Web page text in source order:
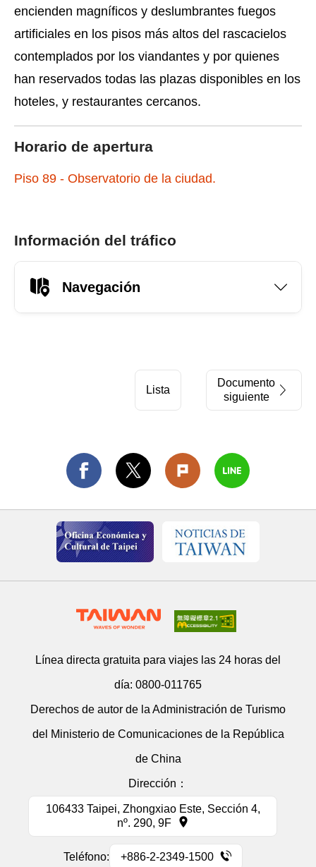
encienden magníficos y deslumbrantes fuegos
artificiales en los pisos más altos del rascacielos
contemplados por los viandantes y por quienes
han reservados todas las plazas disponibles en los
hoteles, y restaurantes cercanos.
Horario de apertura
Piso 89 - Observatorio de la ciudad.
Información del tráfico
Navegación
Lista
Documento
siguiente
Línea directa gratuita para viajes las 24 horas del
día: 0800-011765
Derechos de autor de la Administración de Turismo
del Ministerio de Comunicaciones de la República
de China
Dirección：
106433 Taipei, Zhongxiao Este, Sección 4,
nº. 290, 9F
Teléfono: +886-2-2349-1500